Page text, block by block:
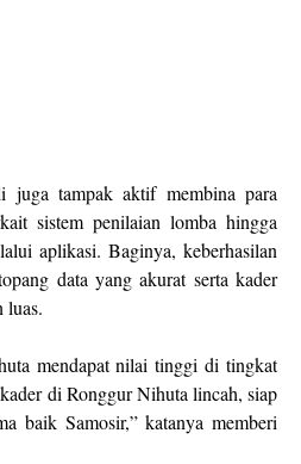
juga tampak aktif membina para
sistem penilaian lomba hingga
aplikasi. Baginya, keberhasilan
data yang akurat serta kader
luas.
mendapat nilai tinggi di tingkat
di Ronggur Nihuta lincah, siap
baik Samosir,” katanya memberi